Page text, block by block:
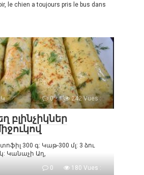
le chien a toujours pris le bus dans
0 242 Vues :
բլինչիկներ
300 գ: Կաթ-300 մլ: 3 ձու
Կանաչի Աղ,
0 180 Vues :